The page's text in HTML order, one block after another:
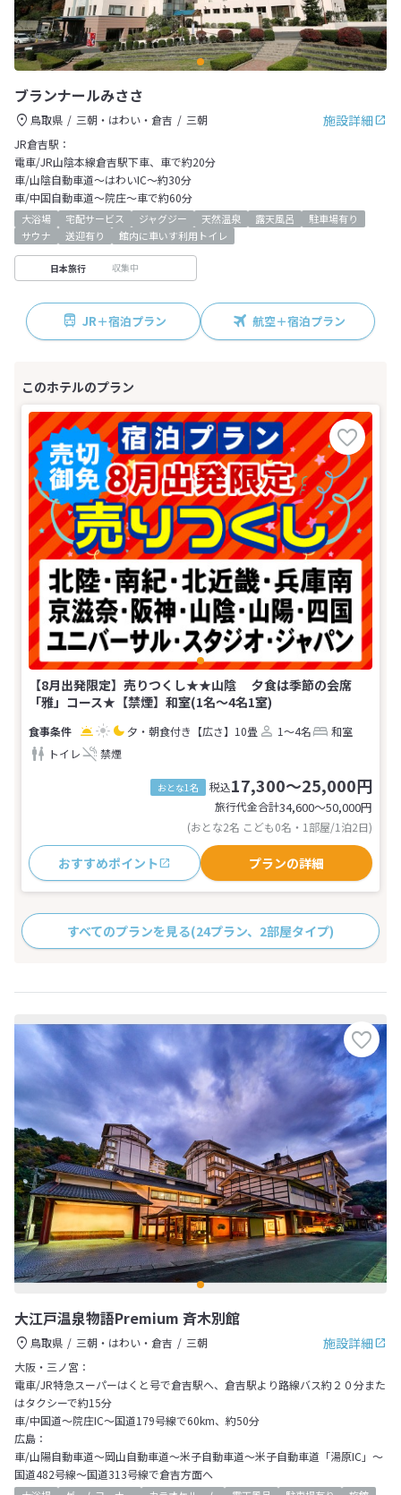
ブランナールみささ
施設詳細
鳥取県 三朝・はわい・倉吉
三朝
JR倉吉駅：
電車/JR山陰本線倉吉駅下車、車で約20分
車/山陰自動車道～はわいIC～約30分
車/中国自動車道～院庄～車で約60分
大浴場 宅配サービス ジャグジー 天然温泉 露天風呂
駐車場有り
サウナ
送迎有り 館内に車いす利用トイレ
日本旅行 収集中
JR＋宿泊プラン 航空＋宿泊プラン
【8月出発限定】売りつくし★★山陰 夕食は季節の会席
「雅」コース★【禁煙】和室(1名～4名1室)
夕・朝食付き 【広さ】10畳 1～4名
和室
トイレ
禁煙
おとな1名 税込17,300～25,000円
旅行代金合計34,600〜50,000円
(おとな2名 こども0名・1部屋/1泊2日)
おすすめポイント プランの詳細
すべてのプランを見る(24プラン、2部屋タイプ)
大江戸温泉物語Premium 斉木別館
施設詳細
鳥取県 三朝・はわい・倉吉
三朝
大阪・三ノ宮：
電車/JR特急スーパーはくと号で倉吉駅へ、倉吉駅より路線バス約２０分また
はタクシーで約15分
車/中国道～院庄IC～国道179号線で60km、約50分
広島：
車/山陽自動車道～岡山自動車道～米子自動車道～米子自動車道「湯原IC」～
国道482号線～国道313号線で倉吉方面へ